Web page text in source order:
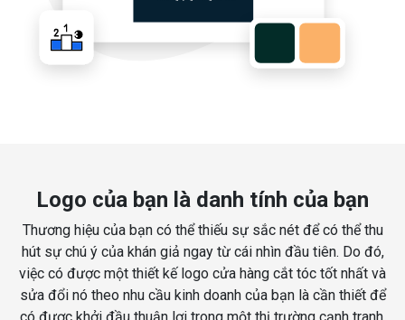
Logo của bạn là danh tính của bạn
Thương hiệu của bạn có thể thiếu sự sắc nét để có thể thu
hút sự chú ý của khán giả ngay từ cái nhìn đầu tiên. Do đó,
việc có được một thiết kế logo cửa hàng cắt tóc tốt nhất và
sửa đổi nó theo nhu cầu kinh doanh của bạn là cần thiết để